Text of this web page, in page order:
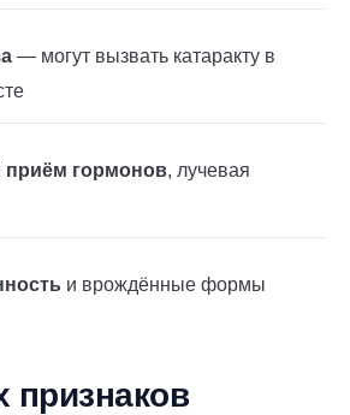
— могут вызвать катаракту в
гормонов, лучевая
и врождённые формы
признаков